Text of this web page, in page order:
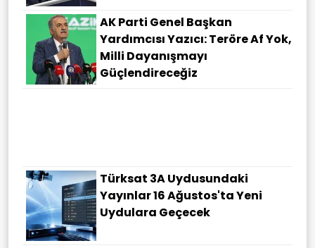
AK Parti Genel Başkan
Yardımcısı Yazıcı: Teröre Af Yok,
Milli Dayanışmayı
Güçlendireceğiz
Türksat 3A Uydusundaki
Yayınlar 16 Ağustos'ta Yeni
Uydulara Geçecek